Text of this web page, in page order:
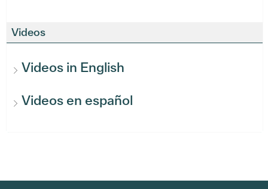
Videos
Videos in English
Videos en español